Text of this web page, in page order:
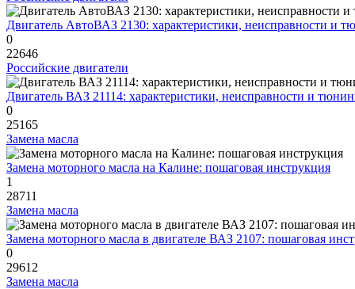
Двигатель АвтоВАЗ 2130: характеристики, неисправности и
0
22646
Российские двигатели
Двигатель ВАЗ 21114: характеристики, неисправности и
0
25165
Замена масла
Замена моторного масла на Калине: пошаговая инструкция
1
28711
Замена масла
Замена моторного масла в двигателе ВАЗ 2107: пошаговая
0
29612
Замена масла